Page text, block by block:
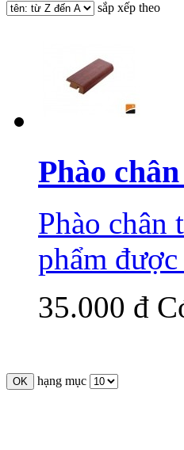
sắp xếp theo
Phào
Phào chân
phẩm
35.000 đ
hạng mục